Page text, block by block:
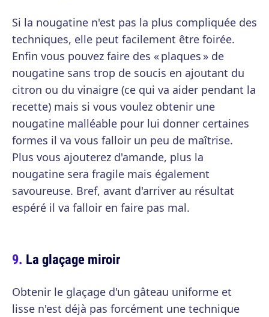
Si la nougatine n'est pas la plus compliquée des
techniques, elle peut facilement être foirée.
Enfin vous pouvez faire des « plaques » de
nougatine sans trop de soucis en ajoutant du
citron ou du vinaigre (ce qui va aider pendant la
recette) mais si vous voulez obtenir une
nougatine malléable pour lui donner certaines
formes il va vous falloir un peu de maîtrise.
Plus vous ajouterez d'amande, plus la
nougatine sera fragile mais également
savoureuse. Bref, avant d'arriver au résultat
espéré il va falloir en faire pas mal.
La glaçage miroir
Obtenir le glaçage d'un gâteau uniforme et
lisse n'est déjà pas forcément une technique